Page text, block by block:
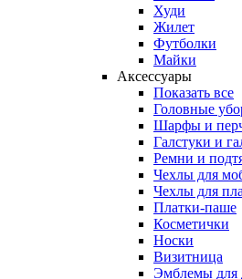
Худи
Жилет
Футболки
Майки
Аксессуары
Показать все
Головные
Шарфы и
Галстуки и
Ремни и
Чехлы для
Чехлы для
Платки-паше
Косметички
Носки
Визитница
Эмблемы для